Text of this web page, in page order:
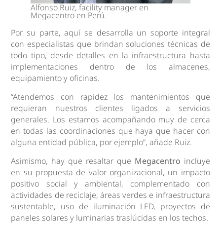
Alfonso Ruiz, facility manager en
Megacentro en Perú.
Por su parte, aquí se desarrolla un soporte integral
con especialistas que brindan soluciones técnicas de
todo tipo, desde detalles en la infraestructura hasta
implementaciones dentro de los almacenes,
equipamiento y oficinas.
“Atendemos con rapidez los mantenimientos que
requieran nuestros clientes ligados a servicios
generales. Los estamos acompañando muy de cerca
en todas las coordinaciones que haya que hacer con
alguna entidad pública, por ejemplo”, añade Ruiz.
Asimismo, hay que resaltar que Megacentro incluye
en su propuesta de valor organizacional, un impacto
positivo social y ambiental, complementado con
actividades de reciclaje, áreas verdes e infraestructura
sustentable, uso de iluminación LED, proyectos de
paneles solares y luminarias traslúcidas en los techos.